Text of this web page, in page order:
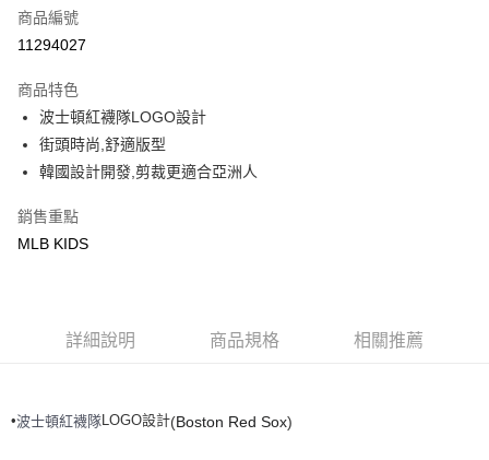
超商取貨付款
Apple Pay
街口支付
運送方式
全家取貨<不支援離島取退>
7-11取貨付款<未取貨列黑名單/不支援離島取退>
商品編號
11294027
商品特色
波士頓紅襪隊LOGO設計
街頭時尚,舒適版型
韓國設計開發,剪裁更適合亞洲人
銷售重點
MLB KIDS
詳細說明 商品規格 相關推薦
•波士頓紅襪隊LOGO設計(Boston Red Sox)